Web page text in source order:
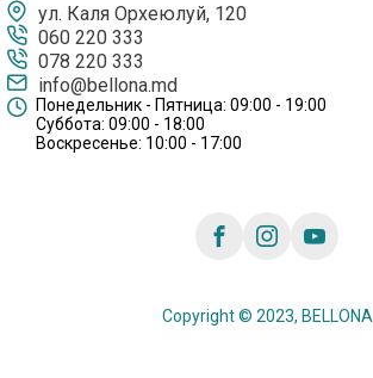
ул. Каля Орхеюлуй, 120
060 220 333
078 220 333
info@bellona.md
Понедельник - Пятница: 09:00 - 19:00
Суббота: 09:00 - 18:00
Воскресенье: 10:00 - 17:00
Copyright © 2023, BELLONA